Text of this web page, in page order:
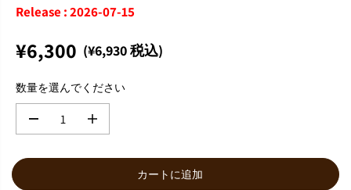
Release : 2026-07-15
通
価
格
¥6,300 (¥6,930 税込)
数量を選んでください
数
カートに追加